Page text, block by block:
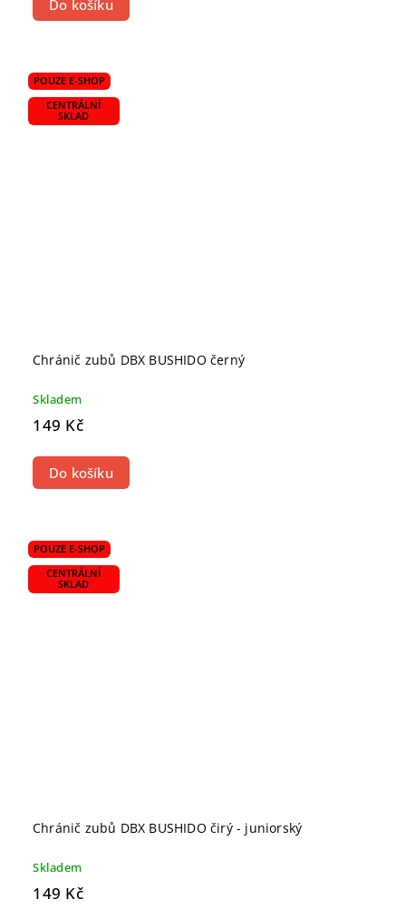
Do košíku
POUZE E-SHOP
CENTRÁLNÍ
SKLAD
Chránič zubů DBX BUSHIDO černý
Skladem
149 Kč
Do košíku
POUZE E-SHOP
CENTRÁLNÍ
SKLAD
Chránič zubů DBX BUSHIDO čirý - juniorský
Skladem
149 Kč